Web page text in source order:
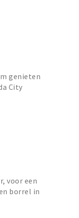
genieten
City
voor een
borrel in